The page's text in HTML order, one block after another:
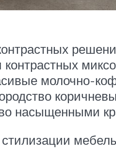
молочно-
насыщенными